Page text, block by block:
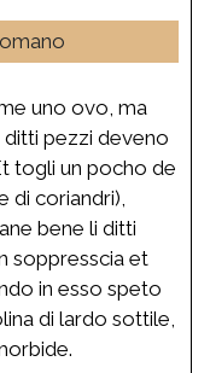
uno ovo, ma
pezzi deveno
togli un pocho de
di coriandri),
bene li ditti
soppresscia et
in esso speto
di lardo sottile,